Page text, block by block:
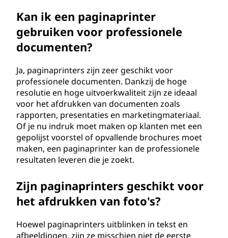
Kan ik een paginaprinter
gebruiken voor professionele
documenten?
Ja, paginaprinters zijn zeer geschikt voor
professionele documenten. Dankzij de hoge
resolutie en hoge uitvoerkwaliteit zijn ze ideaal
voor het afdrukken van documenten zoals
rapporten, presentaties en marketingmateriaal.
Of je nu indruk moet maken op klanten met een
gepolijst voorstel of opvallende brochures moet
maken, een paginaprinter kan de professionele
resultaten leveren die je zoekt.
Zijn paginaprinters geschikt voor
het afdrukken van foto's?
Hoewel paginaprinters uitblinken in tekst en
afbeeldingen, zijn ze misschien niet de eerste